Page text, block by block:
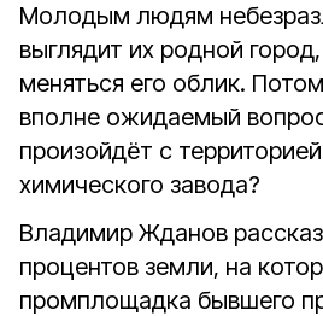
Молодым людям
выглядит их родной
меняться его облик.
вполне ожидаемый
произойдёт с
химического завода?
Владимир Жданов
процентов земли, на
промплощадка бывшего